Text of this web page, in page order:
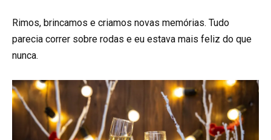
Rimos, brincamos e criamos novas memórias. Tudo
parecia correr sobre rodas e eu estava mais feliz do que
nunca.